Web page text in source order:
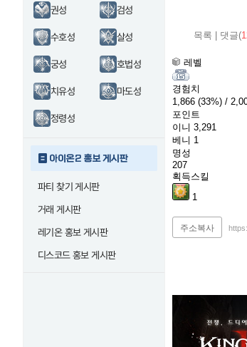
권성 검성
수호성 살성
궁성 호법성
치유성 마도성
정령성
아이온2 홍보 게시판
파티 찾기 게시판
거래 게시판
레기온 홍보 게시판
디스코드 홍보 게시판
목록 댓글(
레벨
경험치
1,866 (33%) /
포인트
이니 3,291
베니 1
명성
207
획득스킬
1
주소복사